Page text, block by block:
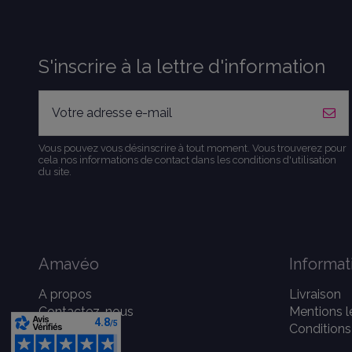
S'inscrire à la lettre d'information
Vous pouvez vous désinscrire à tout moment. Vous trouverez pour
cela nos informations de contact dans les conditions d'utilisation
du site.
Amavéo
A propos
Contactez-nous
Livraison
Mentions